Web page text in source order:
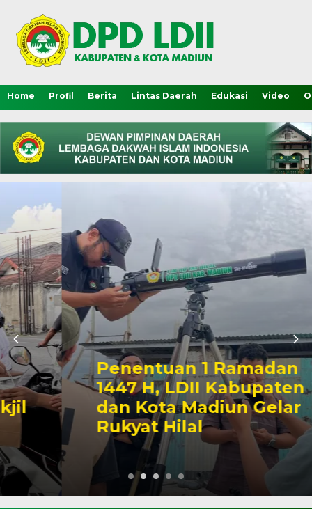
Home Profil Berita Lintas Daerah Edukasi Video
Penentuan 1 Ramadan
1447 H, LDII Kabupaten
dan Kota Madiun Gelar
Rukyat Hilal